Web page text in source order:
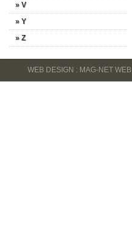
» V
» Y
» Z
WEB DESIGN : MAG-NET WEB